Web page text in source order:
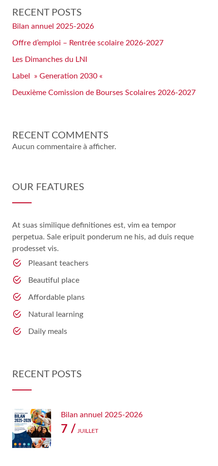
RECENT POSTS
Bilan annuel 2025-2026
Offre d’emploi – Rentrée scolaire 2026-2027
Les Dimanches du LNI
Label » Generation 2030 «
Deuxième Comission de Bourses Scolaires 2026-2027
RECENT COMMENTS
Aucun commentaire à afficher.
OUR FEATURES
At suas similique definitiones est, vim ea tempor
perpetua. Sale eripuit ponderum ne his, ad duis reque
prodesset vis.
Pleasant teachers
Beautiful place
Affordable plans
Natural learning
Daily meals
RECENT POSTS
Bilan annuel 2025-2026
7 / JUILLET